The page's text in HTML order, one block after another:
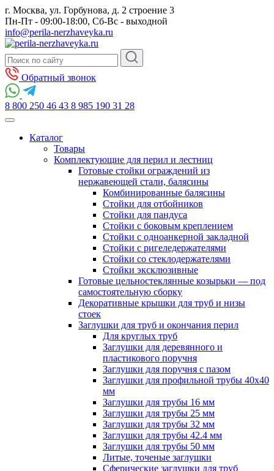
г. Москва, ул. Горбунова, д. 2 строение 3
Пн-Пт - 09:00-18:00, Сб-Вс - выходной
info@perila-nerzhaveyka.ru
Обратный звонок
8 800 250 46 43 8 985 190 31 28
Каталог
Товары
Комплектующие для перил и лестниц
Готовые стойки ограждений из
нержавеющей стали, балясины
Комбинированные балясины
Стойки для отбойников
Стойки для пандуса
Стойки с боковым креплением
Стойки с одноанкерной закладной
Стойки с ригеледержателями
Стойки со стеклодержателями
Стойки эксклюзивные
Готовые цельностеклянные козырьки — под
самостоятельную сборку
Декоративные крышки для труб и низы
стоек
Заглушки для труб и окончания перил
Для круглых труб
Заглушки для деревянного и
пластикового поручня
Заглушки для поручня с пазом
Заглушки для профильной трубы 40х40
мм
Заглушки для трубы 16 мм
Заглушки для трубы 25 мм
Заглушки для трубы 32 мм
Заглушки для трубы 42.4 мм
Заглушки для трубы 50 мм
Литые, точеные заглушки
Сферические заглушки для труб